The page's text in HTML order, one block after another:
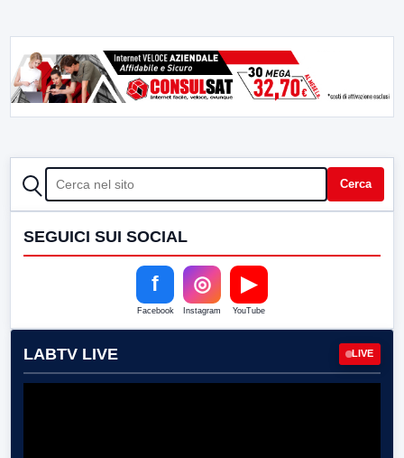
CERCA Cerca
SEGUICI SUI SOCIAL
f
Facebook
◎
Instagram
▶
YouTube
LABTV LIVE LIVE